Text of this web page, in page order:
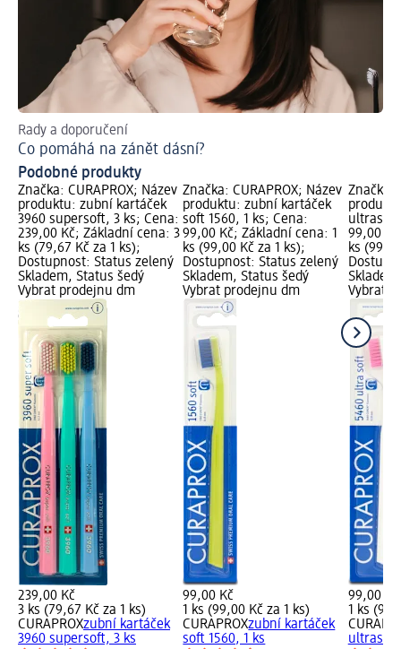
Rady a doporučení
Co pomáhá na zánět dásní?
Podobné produkty
Značka: CURAPROX; Název
produktu: zubní kartáček
3960 supersoft, 3 ks; Cena:
239,00 Kč; Základní cena: 3
ks (79,67 Kč za 1 ks);
Dostupnost: Status zelený
Skladem, Status šedý
Vybrat prodejnu dm
239,00 Kč
3 ks (79,67 Kč za 1 ks)
CURAPROXzubní kartáček
3960 supersoft, 3 ks
Značka: CURAPROX; Název
produktu: zubní kartáček
soft 1560, 1 ks; Cena:
99,00 Kč; Základní cena: 1
ks (99,00 Kč za 1 ks);
Dostupnost: Status zelený
Skladem, Status šedý
Vybrat prodejnu dm
99,00 Kč
1 ks (99,00 Kč za 1 ks)
CURAPROXzubní kartáček
soft 1560, 1 ks
Značka:
ultrasoft
99,00
ks
Vybrat
99,00 Kč
1 ks
ultrasoft